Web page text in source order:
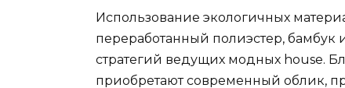
Использование экологичных
переработанный полиэстер, бамбук
стратегий ведущих модных house.
приобретают современный облик,